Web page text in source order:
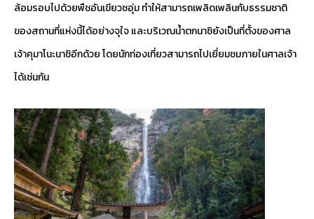
ล้อมรอบไปด้วยพืชอันเขียวชอุ่ม ทำให้สามารถเพลิดเพลินกับธรรมชาติ
ของสถานที่แห่งนี้ได้อย่างจุใจ และบริเวณน้ำตกนาชิยังเป็นที่ตั้งของศาล
เจ้าคุมาโนะนาชิอีกด้วย โดยนักท่องเที่ยวสามารถไปเยี่ยมชมภายในศาลเจ้า
ได้เช่นกัน